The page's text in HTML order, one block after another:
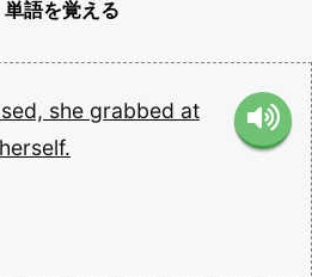
単語を覚える
she grabbed at
herself.